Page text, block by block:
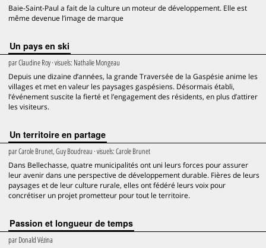
Baie-Saint-Paul a fait de la culture un moteur de développement. Elle est
même devenue l’image de marque
Un pays en ski
parClaudine Roy· visuels: Nathalie Mongeau
Depuis une dizaine d’années, la grande Traversée de la Gaspésie anime les
villages et met en valeur les paysages gaspésiens. Désormais établi,
l’événement suscite la fierté et l’engagement des résidents, en plus d’attirer
les visiteurs.
Un territoire en partage
parCarole Brunet, Guy Boudreau · visuels:Carole Brunet
Dans Bellechasse, quatre municipalités ont uni leurs forces pour assurer
leur avenir dans une perspective de développement durable. Fières de leurs
paysages et de leur culture rurale, elles ont fédéré leurs voix pour
concrétiser un projet prometteur pour tout le territoire.
Passion et longueur de temps
parDonald Vézina